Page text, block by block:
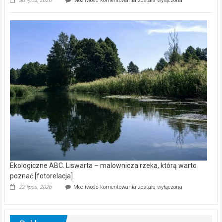
kamerą
wśród
Ekologiczne ABC. Liswarta – malownicza rzeka, którą warto
poznać [fotorelacja]
22 lipca, 2026 Możliwość komentowania Ekologiczne
–
została wyłączona